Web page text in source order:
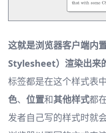
这就是浏览器客户端内
Stylesheet）渲染出来
标签都是在这个样式表
色、 位置和其他样式都
发者自己写的样式时就